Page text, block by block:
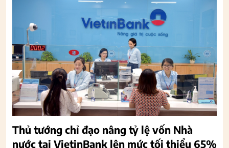
Thủ tướng chỉ đạo nâng tỷ lệ vốn Nhà
nước tại VietinBank lên mức tối thiểu 65%